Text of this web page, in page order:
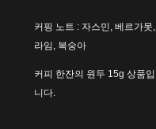
커핑 노트 : 자스민, 베르가못,
라임, 복숭아
커피 한잔의 원두 15g 상품입
니다.